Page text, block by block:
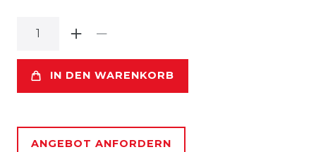
IN DEN WARENKORB
ANGEBOT ANFORDERN